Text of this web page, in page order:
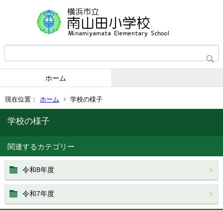
ホーム
現在位置： ホーム 学校の様子
学校の様子
関連するカテゴリー
令和8年度
令和7年度